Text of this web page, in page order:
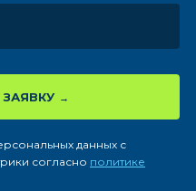
данных с
согласно политике